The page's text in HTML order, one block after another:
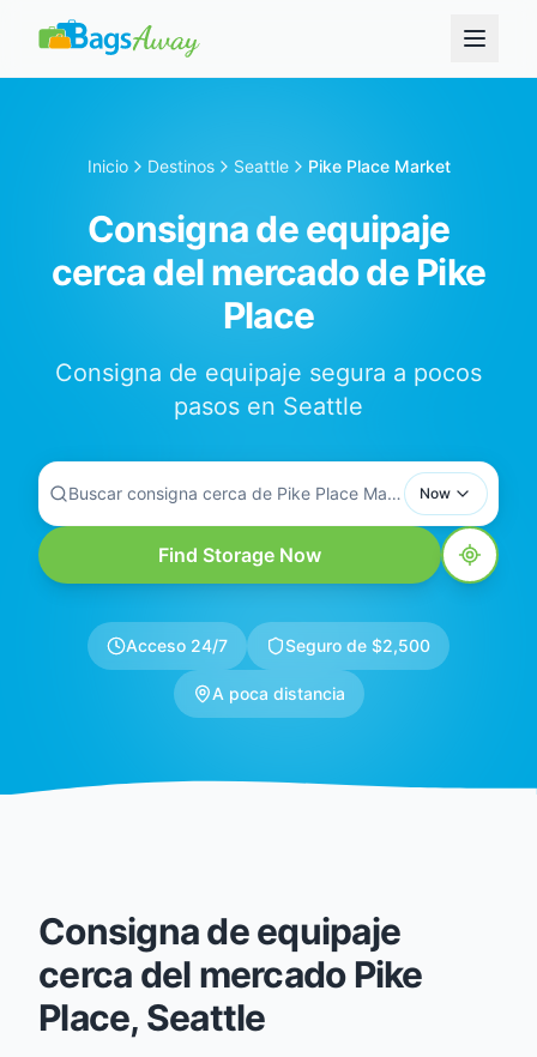
Inicio Destinos Seattle Pike Place Market
Consigna de equipaje
cerca del mercado de Pike
Place
Consigna de equipaje segura a pocos
pasos en Seattle
Buscar consigna cerca de Pike Place Market... Now
Find Storage Now
Acceso 24/7 Seguro de $2,500
A poca distancia
Consigna de equipaje
cerca del mercado Pike
Place, Seattle